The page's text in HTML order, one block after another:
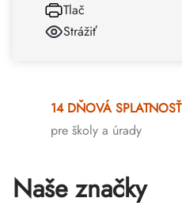
Tlač
Strážiť
14 DŇOVÁ SPLATNOSŤ
pre školy a úrady
Naše značky